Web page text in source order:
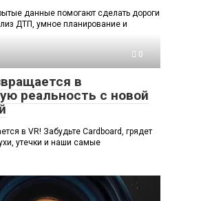
данные помогают сделать дороги
ДТП, умное планирование и
0
в
реальность с новой
в VR! Забудьте Cardboard, грядет
утечки и наши самые